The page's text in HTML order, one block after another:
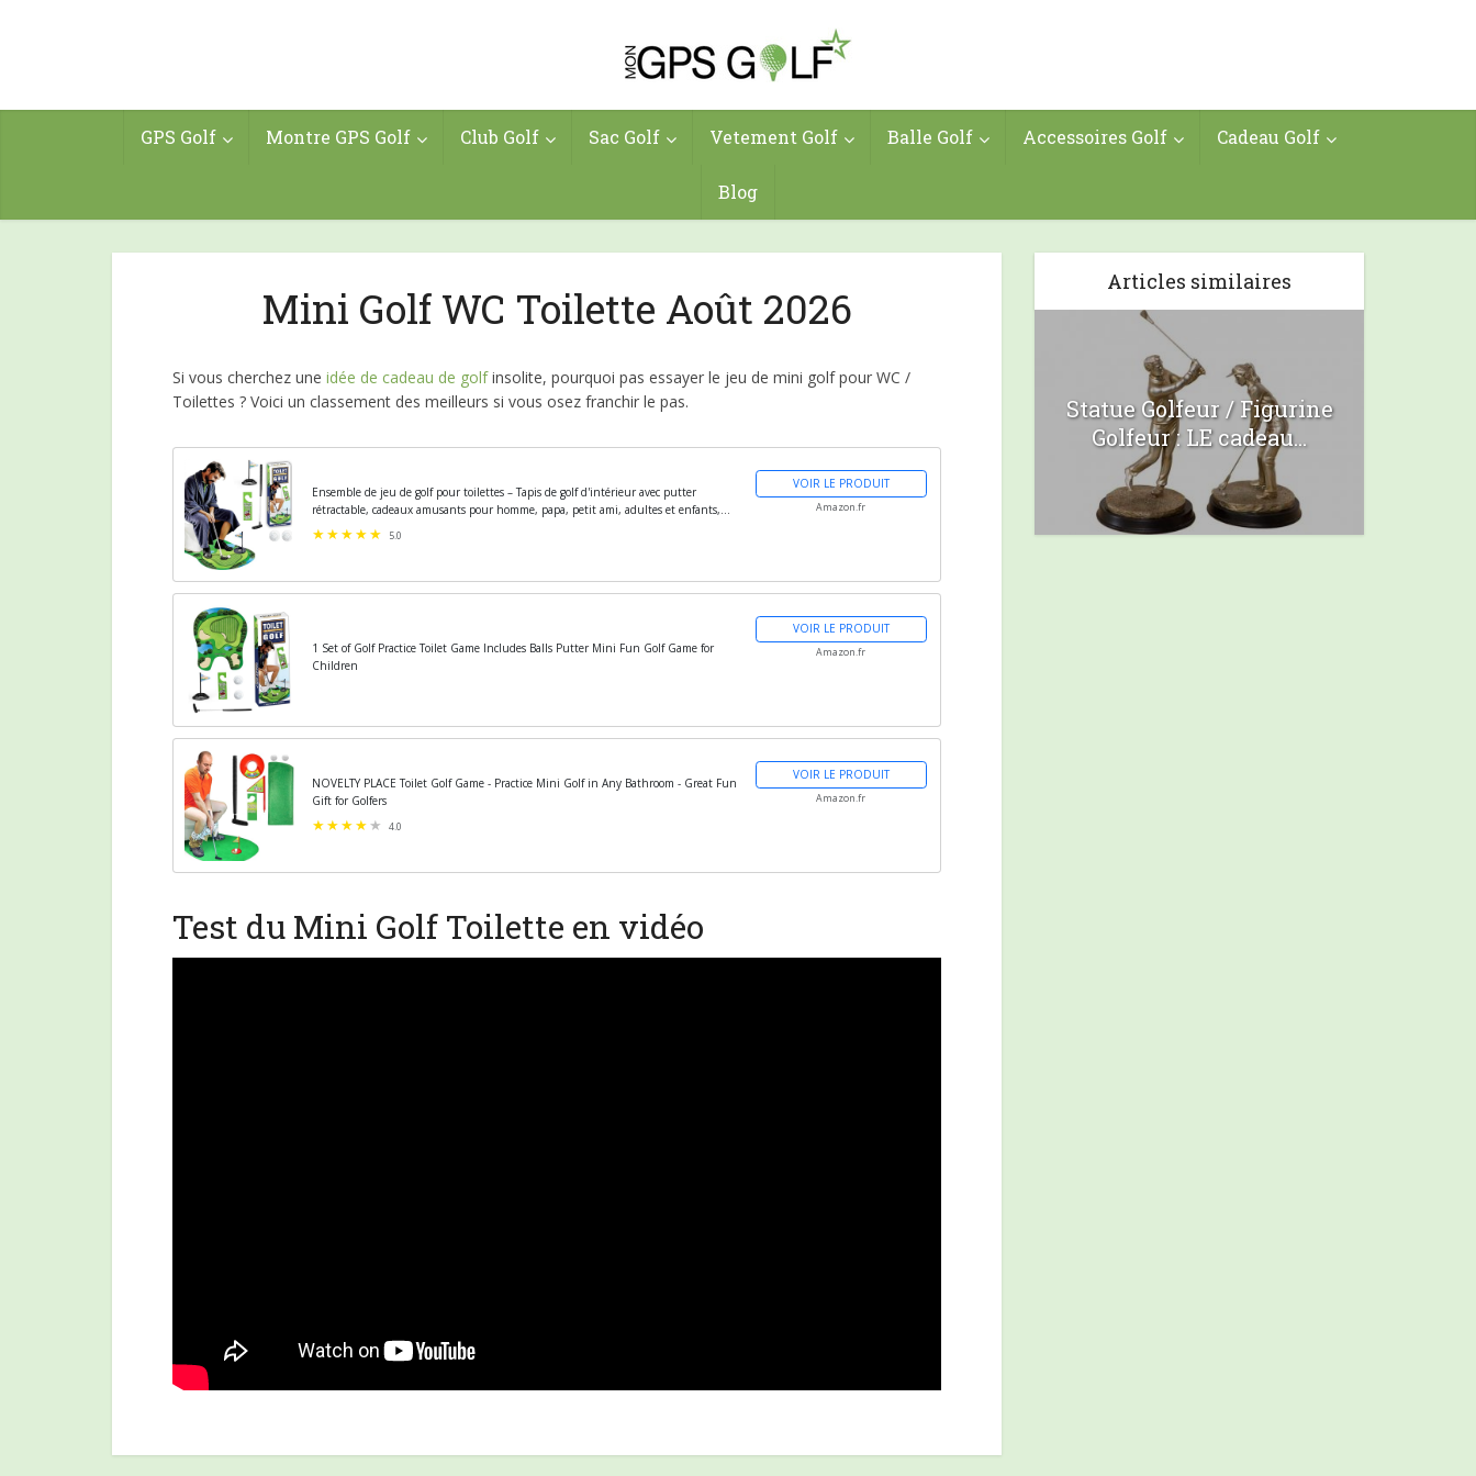
GPS Golf Montre GPS Golf Club Golf Sac Golf Vetement Golf Balle Golf Accessoires Golf Cadeau Golf
Blog
Mini Golf WC Toilette Août 2026
Si vous cherchez une idée de cadeau de golfinsolite, pourquoi pas essayer le jeu de mini golf pour WC /
Toilettes ? Voici un classement des meilleurs si vous osez franchir le pas.
Ensemble de jeu de golf pour toilettes – Tapis de golf d'intérieur avec putter
rétractable, cadeaux amusants pour homme, papa, petit ami, adultes et enfants,...
5.0
VOIR LE PRODUIT
Amazon.fr
1 Set of Golf Practice Toilet Game Includes Balls Putter Mini Fun Golf Game for
Children
VOIR LE PRODUIT
Amazon.fr
NOVELTY PLACE Toilet Golf Game - Practice Mini Golf in Any Bathroom - Great Fun
Gift for Golfers
4.0
VOIR LE PRODUIT
Amazon.fr
Test du Mini Golf Toilette en vidéo
Articles similaires
Statue Golfeur / Figurine
Golfeur : LE cadeau...